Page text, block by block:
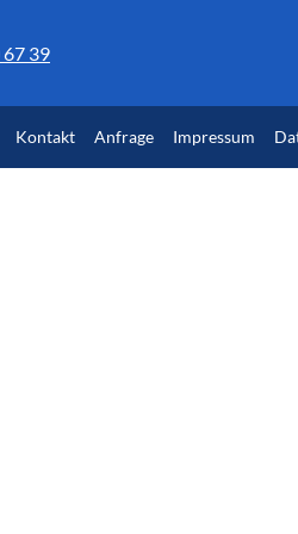
67 39
Kontakt Anfrage Impressum